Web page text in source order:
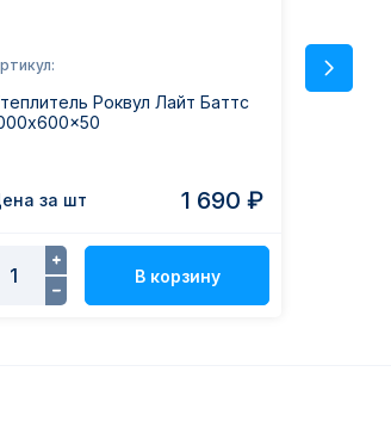
Роквул Лайт Баттс
за шт 1 690 ₽
В корзину